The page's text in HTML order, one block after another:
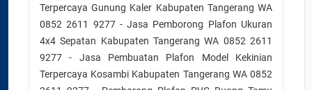
Terpercaya Gunung Kaler Kabupaten Tangerang WA
0852 2611 9277 - Jasa Pemborong Plafon Ukuran
4x4 Sepatan Kabupaten Tangerang WA 0852 2611
9277 - Jasa Pembuatan Plafon Model Kekinian
Terpercaya Kosambi Kabupaten Tangerang WA 0852